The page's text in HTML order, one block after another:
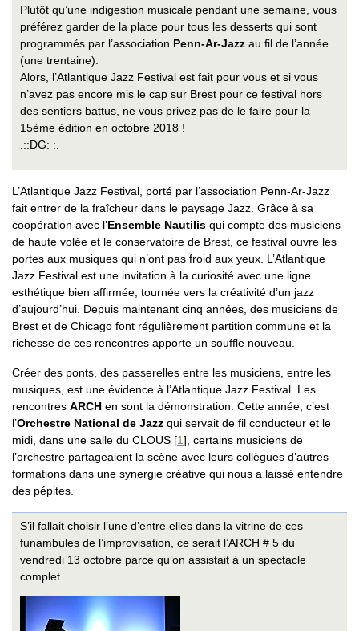
Plutôt qu’une indigestion musicale pendant une semaine, vous
préférez garder de la place pour tous les desserts qui sont
programmés par l’association Penn-Ar-Jazzau fil de l’année
(une trentaine).
Alors, l’Atlantique Jazz Festival est fait pour vous et si vous
n’avez pas encore mis le cap sur Brest pour ce festival hors
des sentiers battus, ne vous privez pas de le faire pour la
15ème édition en octobre 2018 !
.::DG: :.
L’Atlantique Jazz Festival, porté par l’association Penn-Ar-Jazz
fait entrer de la fraîcheur dans le paysage Jazz. Grâce à sa
coopération avec l’Ensemble Nautilis qui compte des musiciens
de haute volée et le conservatoire de Brest, ce festival ouvre les
portes aux musiques qui n’ont pas froid aux yeux. L’Atlantique
Jazz Festival est une invitation à la curiosité avec une ligne
esthétique bien affirmée, tournée vers la créativité d’un jazz
d’aujourd’hui. Depuis maintenant cinq années, des musiciens de
Brest et de Chicago font régulièrement partition commune et la
richesse de ces rencontres apporte un souffle nouveau.
Créer des ponts, des passerelles entre les musiciens, entre les
musiques, est une évidence à l’Atlantique Jazz Festival. Les
rencontres ARCH en sont la démonstration. Cette année, c’est
l’Orchestre National de Jazz qui servait de fil conducteur et le
midi, dans une salle du CLOUS [1] , certains musiciens de
l’orchestre partageaient la scène avec leurs collègues d’autres
formations dans une synergie créative qui nous a laissé entendre
des pépites.
S’il fallait choisir l’une d’entre elles dans la vitrine de ces
funambules de l’improvisation, ce serait l’ARCH # 5 du
vendredi 13 octobre parce qu’on assistait à un spectacle
complet.